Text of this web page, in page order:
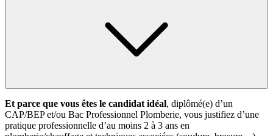
Et parce que vous êtes le candidat idéal, diplômé(e) d’un
CAP/BEP et/ou Bac Professionnel Plomberie, vous justifiez d’une
pratique professionnelle d’au moins 2 à 3 ans en